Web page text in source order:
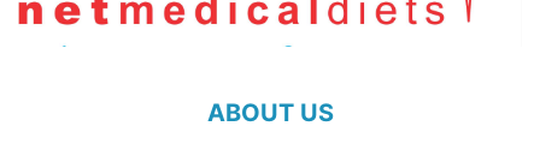
ABOUT US